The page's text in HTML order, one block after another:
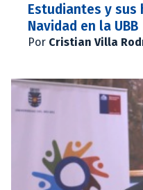
Estudiantes y sus
Navidad en la UBB
Por Cristian Villa